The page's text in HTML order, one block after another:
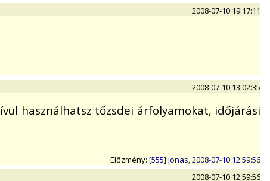
2008-07-10 19:17:11
2008-07-10 13:02:35
használhatsz tőzsdei árfolyamokat, időjárási
Előzmény: [555] jonas, 2008-07-10 12:59:56
2008-07-10 12:59:56